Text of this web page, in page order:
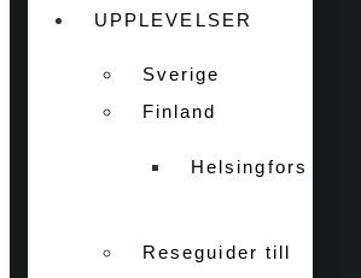
UPPLEVELSER
Sverige
Finland
Helsingfors
Reseguider till